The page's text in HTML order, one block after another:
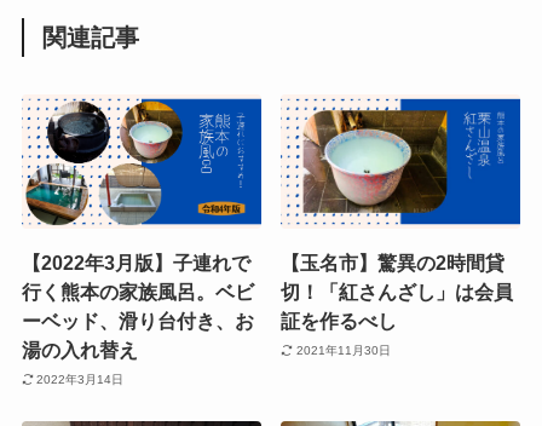
関連記事
【2022年3月版】子連れで
行く熊本の家族風呂。ベビ
ーベッド、滑り台付き、お
湯の入れ替え
2022年3月14日
【玉名市】驚異の2時間貸
切！「紅さんざし」は会員
証を作るべし
2021年11月30日